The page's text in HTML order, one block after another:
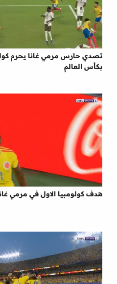
تصدي حارس مرمي غانا يحرم
بكأس العالم
هدف كولومبيا الاول في مرمي